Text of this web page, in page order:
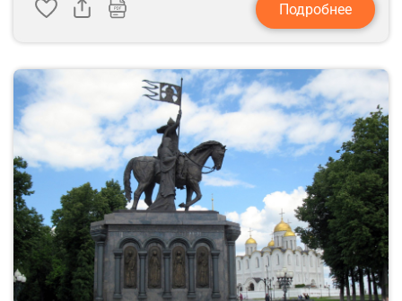
Подробнее